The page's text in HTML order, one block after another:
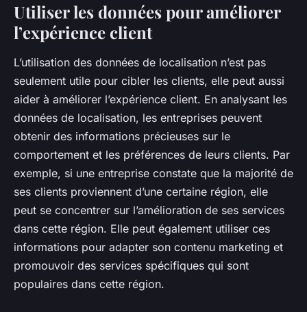
Utiliser les données pour améliorer
l’expérience client
L’utilisation des données de localisation n’est pas
seulement utile pour cibler les clients, elle peut aussi
aider à améliorer l’expérience client. En analysant les
données de localisation, les entreprises peuvent
obtenir des informations précieuses sur le
comportement et les préférences de leurs clients. Par
exemple, si une entreprise constate que la majorité de
ses clients proviennent d’une certaine région, elle
peut se concentrer sur l’amélioration de ses services
dans cette région. Elle peut également utiliser ces
informations pour adapter son contenu marketing et
promouvoir des services spécifiques qui sont
populaires dans cette région.